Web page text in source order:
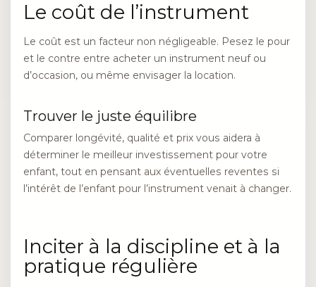
Le coût de l’instrument
Le coût est un facteur non négligeable. Pesez le pour
et le contre entre acheter un instrument neuf ou
d’occasion, ou même envisager la location.
Trouver le juste équilibre
Comparer longévité, qualité et prix vous aidera à
déterminer le meilleur investissement pour votre
enfant, tout en pensant aux éventuelles reventes si
l’intérêt de l’enfant pour l’instrument venait à changer.
Inciter à la discipline et à la
pratique régulière